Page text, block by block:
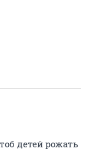
детей рожать